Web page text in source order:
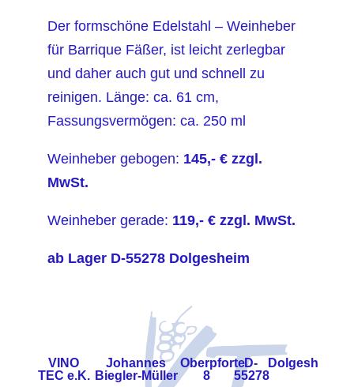
Der formschöne Edelstahl – Weinheber
für Barrique Fäßer, ist leicht zerlegbar
und daher auch gut und schnell zu
reinigen. Länge: ca. 61 cm,
Fassungsvermögen: ca. 250 ml
Weinheber gebogen: 145,- € zzgl.
MwSt.
Weinheber gerade: 119,- € zzgl. MwSt.
ab Lager D-55278 Dolgesheim
VINO
TEC e.K.
Johannes
Biegler-Müller
Oberpforte
8
D-
55278
Dolgesheim